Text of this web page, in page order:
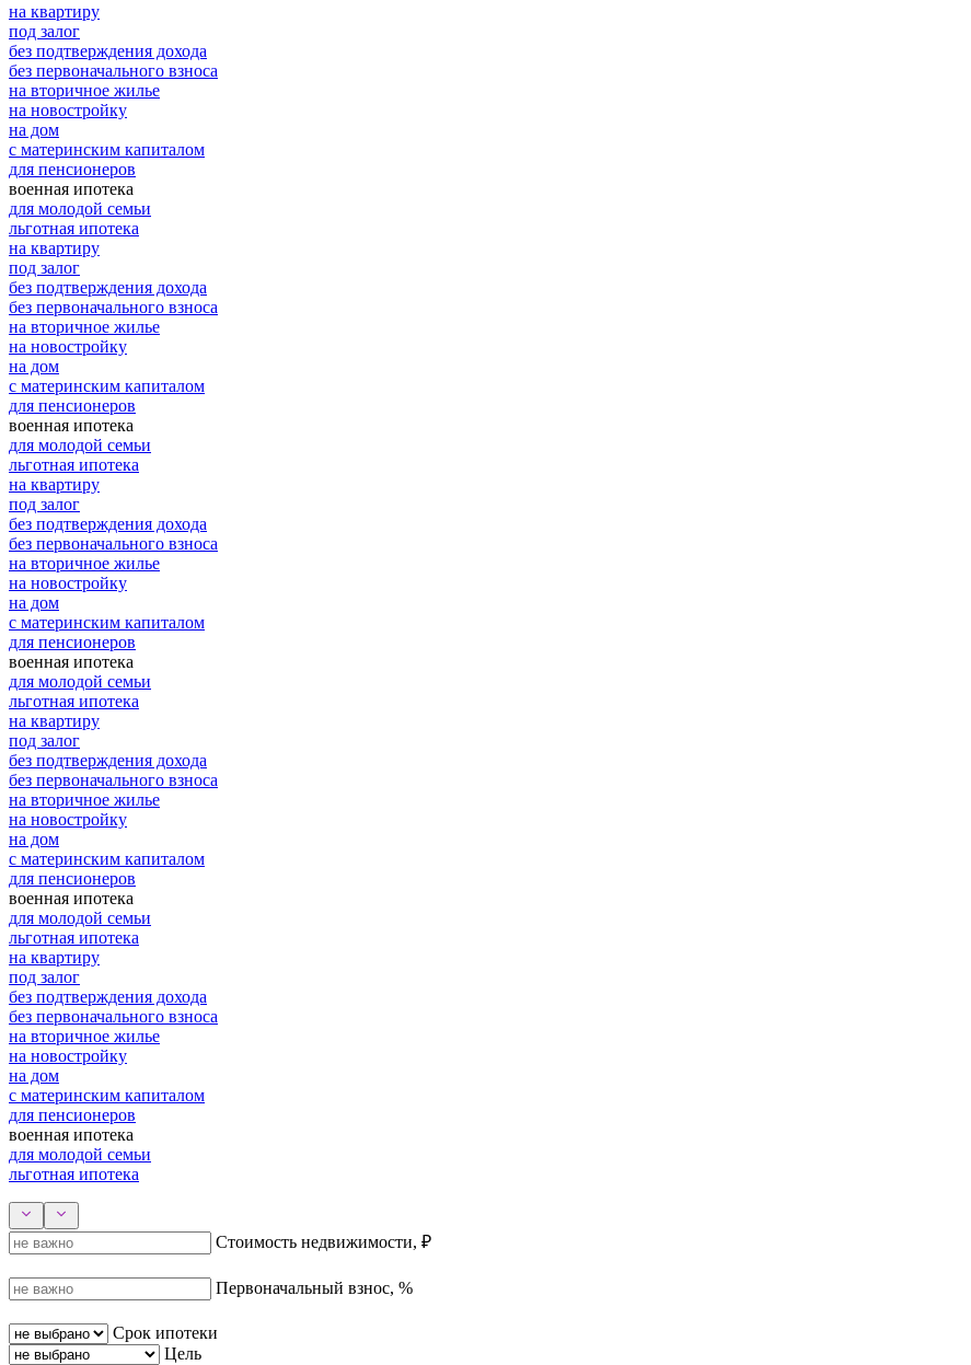
на квартиру
под залог
без подтверждения дохода
без первоначального взноса
на вторичное жилье
на новостройку
на дом
с материнским капиталом
для пенсионеров
военная ипотека
для молодой семьи
льготная ипотека
на квартиру
под залог
без подтверждения дохода
без первоначального взноса
на вторичное жилье
на новостройку
на дом
с материнским капиталом
для пенсионеров
военная ипотека
для молодой семьи
льготная ипотека
на квартиру
под залог
без подтверждения дохода
без первоначального взноса
на вторичное жилье
на новостройку
на дом
с материнским капиталом
для пенсионеров
военная ипотека
для молодой семьи
льготная ипотека
на квартиру
под залог
без подтверждения дохода
без первоначального взноса
на вторичное жилье
на новостройку
на дом
с материнским капиталом
для пенсионеров
военная ипотека
для молодой семьи
льготная ипотека
на квартиру
под залог
без подтверждения дохода
без первоначального взноса
на вторичное жилье
на новостройку
на дом
с материнским капиталом
для пенсионеров
военная ипотека
для молодой семьи
льготная ипотека
Стоимость недвижимости, ₽
Первоначальный взнос, %
Срок ипотеки
Цель